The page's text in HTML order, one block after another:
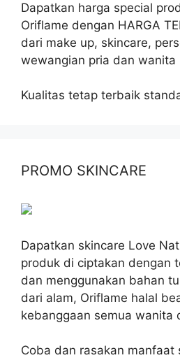
Dapatkan harga special
Oriflame dengan HARGA
dari make up, skincare,
wewangian pria dan wanita
Kualitas tetap terbaik
PROMO SKINCARE
Dapatkan skincare Love
produk di ciptakan dengan
dan menggunakan bahan
dari alam, Oriflame halal
kebanggaan semua wanita
Coba dan rasakan manfaat